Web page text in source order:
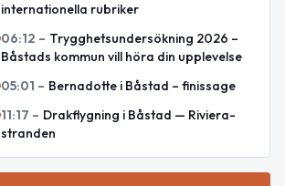
internationella rubriker
06:12 – Trygghetsundersökning 2026 –
Båstads kommun vill höra din upplevelse
05:01 – Bernadotte i Båstad – finissage
11:17 – Drakflygning i Båstad — Riviera-
stranden